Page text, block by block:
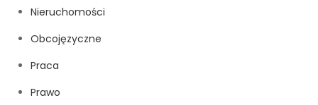
Nieruchomości
Obcojęzyczne
Praca
Prawo